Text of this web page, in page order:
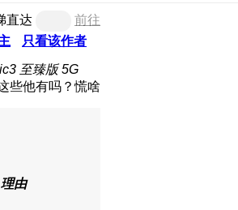
直达
前往
只看该作者
至臻版 5G
些他有吗？慌啥
理由